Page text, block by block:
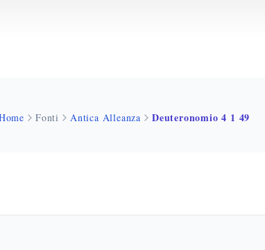
Fonti Antica Alleanza Deuteronomio 4 1 49